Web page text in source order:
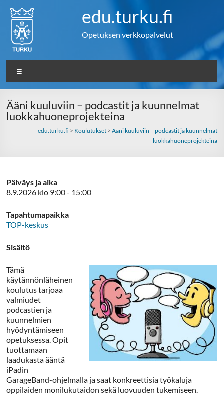
content
edu.turku.fi
Opetuksen verkkopalvelut
Ääni kuuluviin – podcastit ja kuunnelmat
luokkahuoneprojekteina
edu.turku.fi > Koulutukset> Ääni kuuluviin – podcastit ja kuunnelmat
luokkahuoneprojekteina
Päiväys ja aika
8.9.2026 klo 9:00 - 15:00
Tapahtumapaikka
TOP-keskus
Sisältö
Tämä
käytännönläheinen
koulutus tarjoaa
valmiudet
podcastien ja
kuunnelmien
hyödyntämiseen
opetuksessa. Opit
tuottamaan
laadukasta ääntä
iPadin
GarageBand-ohjelmalla ja saat konkreettisia työkaluja
oppilaiden monilukutaidon sekä luovuuden tukemiseen.